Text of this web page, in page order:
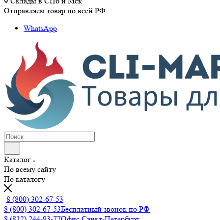
Отправляем товар по всей РФ
WhatsApp
Каталог
По всему сайту
По каталогу
8 (800) 302-67-53
8 (800) 302-67-53Бесплатный звонок по РФ